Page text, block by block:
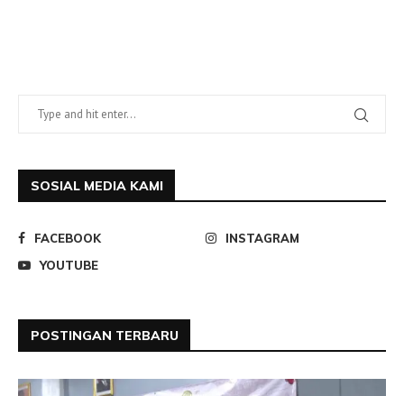
SOSIAL MEDIA KAMI
FACEBOOK
INSTAGRAM
YOUTUBE
POSTINGAN TERBARU